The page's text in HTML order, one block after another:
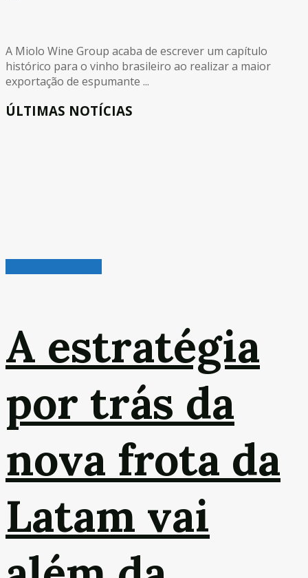
A Miolo Wine Group acaba de escrever um capítulo
histórico para o vinho brasileiro ao realizar a maior
exportação de espumante ...
ÚLTIMAS NOTÍCIAS
A estratégia
por trás da
nova frota da
Latam vai